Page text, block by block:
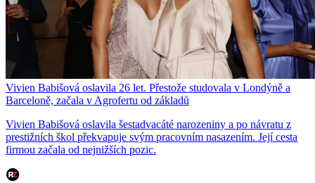
Vivien Babišová oslavila 26 let. Přestože studovala v Londýně a
Barceloně, začala v Agrofertu od základů
Vivien Babišová oslavila šestadvacáté narozeniny a po návratu z
prestižních škol překvapuje svým pracovním nasazením. Její cesta
firmou začala od nejnižších pozic.